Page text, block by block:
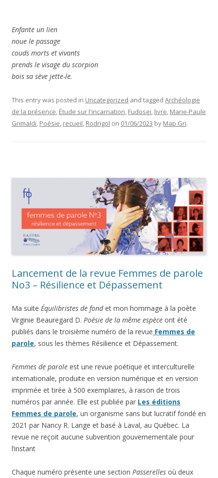
Enfante un lien
noue le passage
couds morts et vivants
prends le visage du scorpion
bois sa sève jette-le.
This entry was posted in Uncategorized and tagged Archéologie
de la présence, Étude sur l'incarnation, Fudosei, livre, Marie-Paule
Grimaldi, Poésie, recueil, Rodrigol on 01/06/2023 by Map Gri.
Lancement de la revue Femmes de parole
No3 – Résilience et Dépassement
Ma suite Équilibristes de fondet mon hommage à la poète
Virginie Beauregard D. Poésie de la même espèce ont été
publiés dans le troisième numéro de la revue Femmes de
parole, sous les thèmes Résilience et Dépassement.
Femmes de parole est une revue poétique et interculturelle
internationale, produite en version numérique et en version
imprimée et tirée à 500 exemplaires, à raison de trois
numéros par année. Elle est publiée par Les éditions
Femmes de parole, un organisme sans but lucratif fondé en
2021 par Nancy R. Lange et basé à Laval, au Québec. La
revue ne reçoit aucune subvention gouvernementale pour
l’instant
Chaque numéro présente une section Passerelles où deux